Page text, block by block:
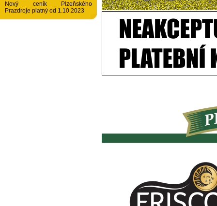
Nový ceník Plzeňského
Prazdroje platný od 1.10.2023